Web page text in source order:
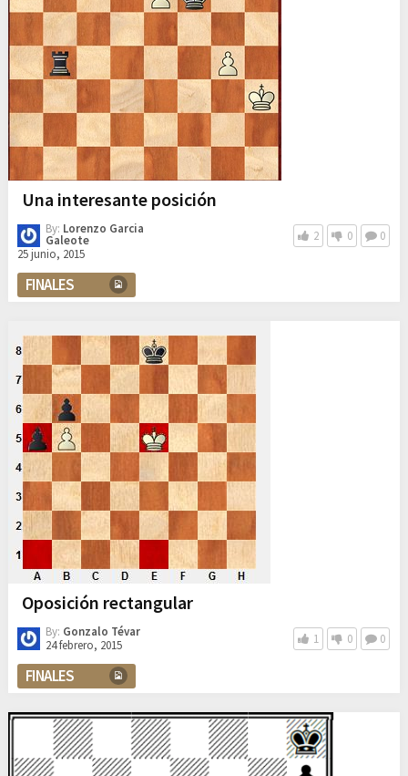
Una interesante posición
By: Lorenzo Garcia
Galeote
25 junio, 2015
2 0 0
FINALES
Oposición rectangular
By: Gonzalo Tévar
24 febrero, 2015
1 0 0
FINALES